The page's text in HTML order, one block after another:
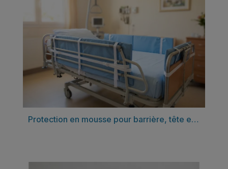
Découvrir Protection en mousse pour barrière, tête et pied de lit